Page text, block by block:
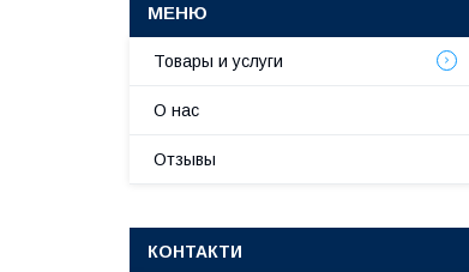
Товары и услуги
О нас
Отзывы
КОНТАКТИ